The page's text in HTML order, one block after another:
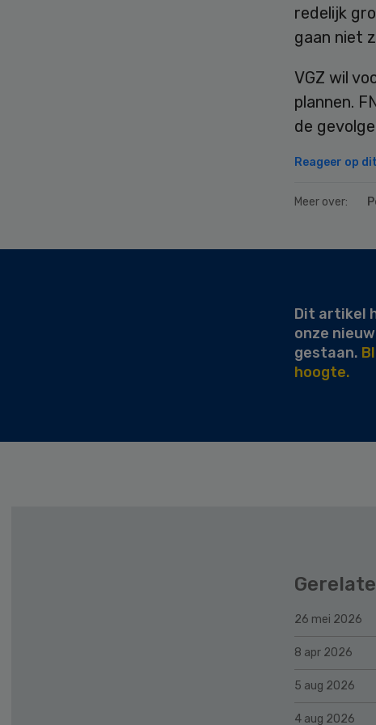
redelijk
gaan niet
VGZ wil
plannen.
de
Reageer op
Meer over:
Dit artikel
onze
gestaan.
hoogte.
26 mei 2026
8 apr 2026
5 aug 2026
4 aug 2026